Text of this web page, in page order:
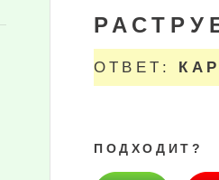
ОТВЕТ:
ПОДХОДИТ?